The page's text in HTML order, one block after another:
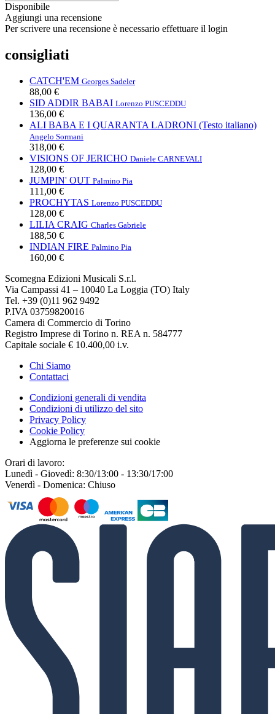
Disponibile
Aggiungi una recensione
Per scrivere una recensione è necessario effettuare il login
consigliati
CATCH'EM Georges Sadeler
88,00 €
SID ADDIR BABAI Lorenzo PUSCEDDU
136,00 €
ALI BABA E I QUARANTA LADRONI (Testo italiano)
Angelo Sormani
318,00 €
VISIONS OF JERICHO Daniele CARNEVALI
128,00 €
JUMPIN' OUT Palmino Pia
111,00 €
PROCHYTAS Lorenzo PUSCEDDU
128,00 €
LILIA CRAIG Charles Gabriele
188,50 €
INDIAN FIRE Palmino Pia
160,00 €
Scomegna Edizioni Musicali S.r.l.
Via Campassi 41 – 10040 La Loggia (TO) Italy
Tel. +39 (0)11 962 9492
P.IVA 03759820016
Camera di Commercio di Torino
Registro Imprese di Torino n. REA n. 584777
Capitale sociale € 10.400,00 i.v.
Chi Siamo
Contattaci
Condizioni generali di vendita
Condizioni di utilizzo del sito
Privacy Policy
Cookie Policy
Aggiorna le preferenze sui cookie
Orari di lavoro:
Lunedì - Giovedì: 8:30/13:00 - 13:30/17:00
Venerdì - Domenica: Chiuso